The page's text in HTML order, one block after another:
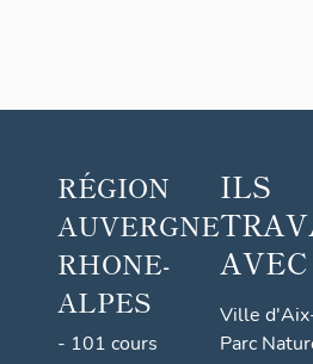
RÉGION
AUVERGNE
RHONE-
ALPES
- 101 cours
ILS
Ville
Parc